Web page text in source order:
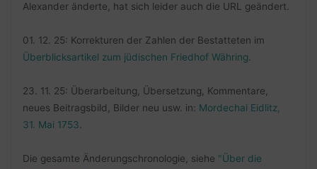
Alexander änderte, hat sich leider auch die URL geändert.
01. 12. 25: Korrekturen der Zahlen der Bestatteten im
Überblicksartikel zum jüdischen Friedhof Währing.
23. 11. 25: Überarbeitung, Übersetzung, Kommentare,
neues Beitragsbild, Bilder neu usw. in: Mordechai Eidlitz,
31. Mai 1753.
Die gesamte Änderungschronologie, siehe "Über die